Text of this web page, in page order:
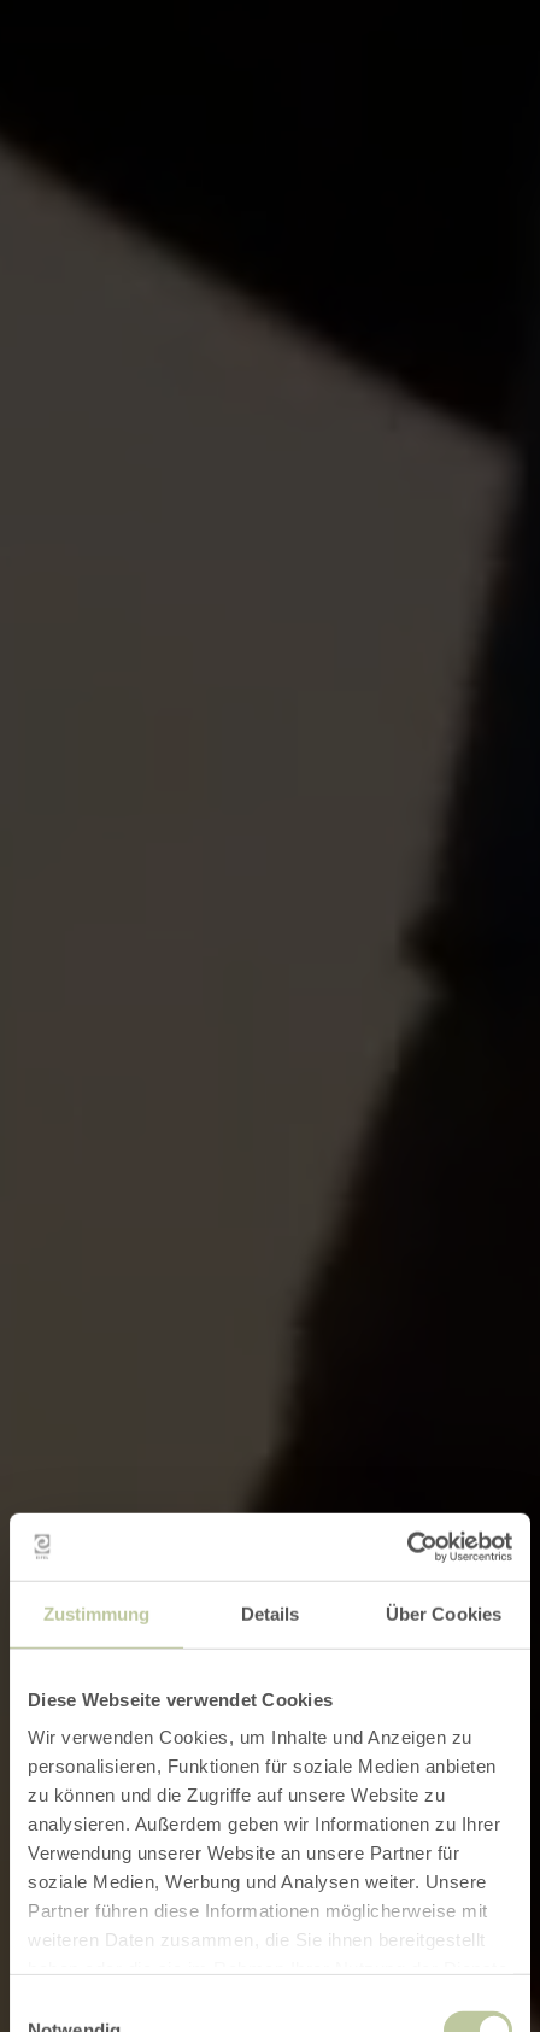
Zustimmung Details Über Cookies
Diese Webseite verwendet Cookies
Wir verwenden Cookies, um Inhalte und Anzeigen zu
personalisieren, Funktionen für soziale Medien anbieten
zu können und die Zugriffe auf unsere Website zu
analysieren. Außerdem geben wir Informationen zu Ihrer
Verwendung unserer Website an unsere Partner für
soziale Medien, Werbung und Analysen weiter. Unsere
Partner führen diese Informationen möglicherweise mit
weiteren Daten zusammen, die Sie ihnen bereitgestellt